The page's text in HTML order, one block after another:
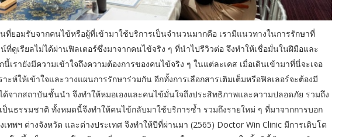
ที่ยอมรับจากคนไข้หรือผู้ที่เข้ามาใช้บริการเป็นจำนวนมากคือ เรามีแนวทางในการรักษาที่
ที่ดูเรียลไม่ได้ผ่านฟิลเตอร์ซึ่งมาจากคนไข้จริง ๆ ที่นำไปรีวิวต่อ จึงทำให้เชื่อมั่นในฝีมือและ
เรายังมีความเข้าใจถึงความต้องการของคนไข้จริง ๆ ในแต่ละเคส เมื่อเดินเข้ามาที่นี่จะเจอ
ะห์ให้เข้าใจและวางแผนการรักษาร่วมกัน อีกทั้งการเลือกสารเติมเต็มหรือฟิลเลอร์จะต้องมี
จากสถาบันชั้นนำ จึงทำให้หมอเองและคนไข้มั่นใจถึงประสิทธิภาพและความปลอดภัย รวมถึง
ป็นธรรมชาติ ทั้งหมดนี้จึงทำให้คนไข้กลับมาใช้บริการซ้ำ รวมถึงรายใหม่ ๆ ที่มาจากการบอก
ทพฯ ต่างจังหวัด และต่างประเทศ จึงทำให้ปีที่ผ่านมา (2565) Doctor Win Clinic มีการเติบโต